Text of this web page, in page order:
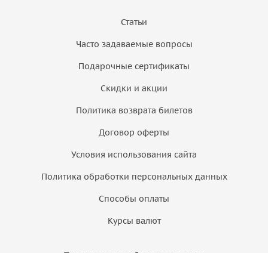
Статьи
Часто задаваемые вопросы
Подарочные сертификаты
Скидки и акции
Политика возврата билетов
Договор оферты
Условия использования сайта
Политика обработки персональных данных
Способы оплаты
Курсы валют